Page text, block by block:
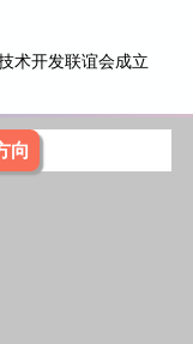
术开发联谊会成立
向